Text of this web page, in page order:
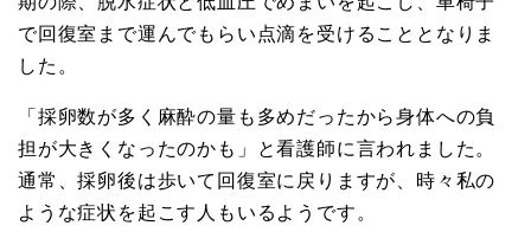
で回復室まで運んでもらい点滴を受けることとなりま
した。
「採卵数が多く麻酔の量も多めだったから身体への負
担が大きくなったのかも」と看護師に言われました。
通常、採卵後は歩いて回復室に戻りますが、時々私の
ような症状を起こす人もいるようです。